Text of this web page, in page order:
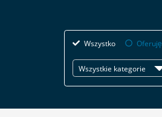
Wszystko Oferuję
Wszystkie kategorie